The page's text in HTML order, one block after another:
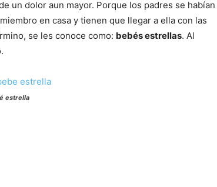
un dolor aun mayor. Porque los padres se habían
en casa y tienen que llegar a ella con las
se les conoce como: bebés estrellas. Al
estrella